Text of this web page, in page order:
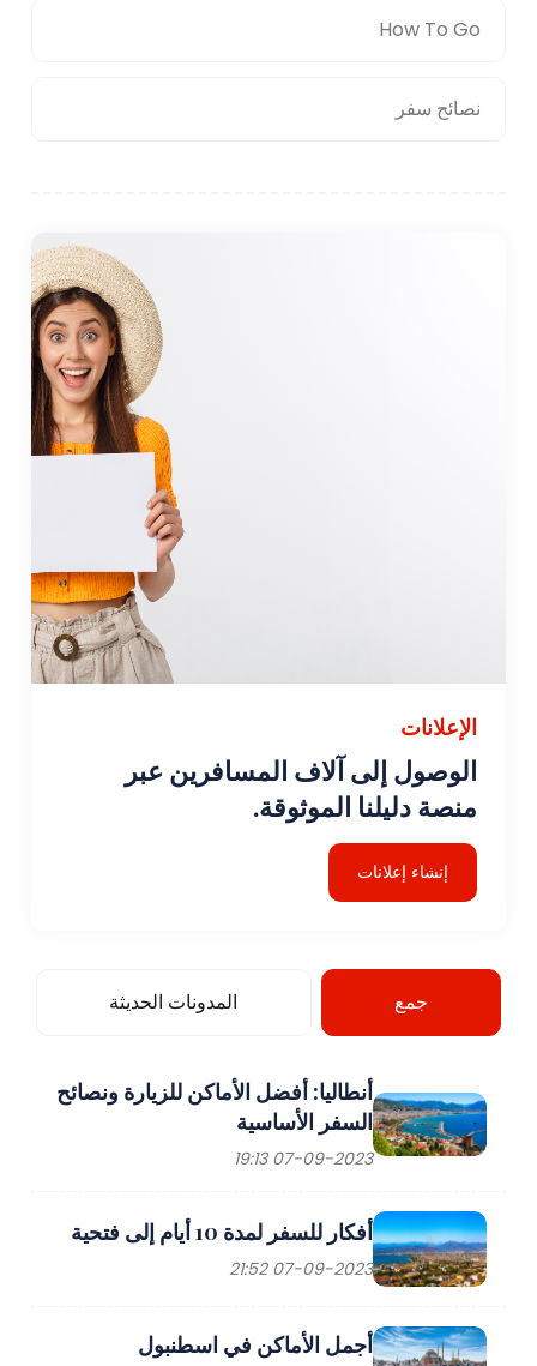
How To Go
نصائح سفر
الإعلانات
الوصول إلى آلاف المسافرين عبر
منصة دليلنا الموثوقة.
إنشاء إعلانات
جمع المدونات الحديثة
أنطاليا: أفضل الأماكن للزيارة ونصائح
السفر الأساسية
07-09-2023 19:13
أفكار للسفر لمدة 10 أيام إلى فتحية
07-09-2023 21:52
أجمل الأماكن في اسطنبول